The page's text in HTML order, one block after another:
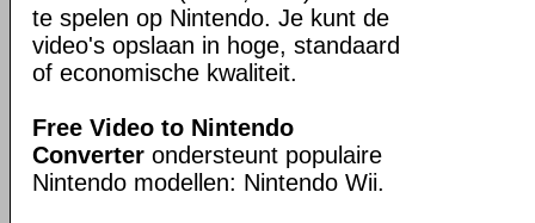
te spelen op Nintendo. Je kunt de
video's opslaan in hoge, standaard
of economische kwaliteit.
Free Video to Nintendo
Converter ondersteunt populaire
Nintendo modellen: Nintendo Wii.